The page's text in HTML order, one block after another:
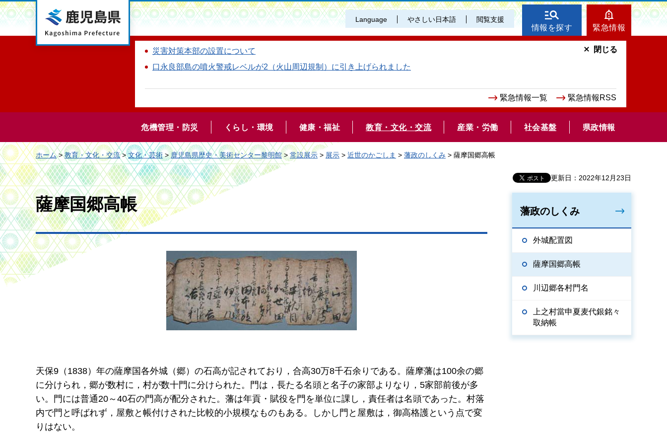
鹿児島県 Language やさしい日本語 閲覧支援
情報を探す 緊急情報
災害対策本部の設置について
口永良部島の噴火警戒レベルが2（火山周辺規制）に引き上げられました
緊急情報一覧 緊急情報RSS
閉じる
危機管理・防災 くらし・環境 健康・福祉 教育・文化・交流 産業・労働 社会基盤 県政情報
ホーム>教育・文化・交流>文化・芸術>鹿児島県歴史・美術センター黎明館>常設展示 > 展示 > 近世のかごしま > 藩政のしくみ > 薩摩国郷高帳
更新日：2022年12月23日
薩摩国郷高帳
天保9（1838）年の薩摩国各外城（郷）の石高が記されており，合高30万8千石余りである。薩摩藩は100余の郷
に分けられ，郷が数村に，村が数十門に分けられた。門は，長たる名頭と名子の家部よりなり，5家部前後が多
い。門には普通20～40石の門高が配分された。藩は年貢・賦役を門を単位に課し，責任者は名頭であった。村落
内で門と呼ばれず，屋敷と帳付けされた比較的小規模なものもある。しかし門と屋敷は，御高格護という点で変
りはない。
藩政のしくみ
外城配置図
薩摩国郷高帳
川辺郷各村門名
上之村當申夏麦代銀銘々
取納帳